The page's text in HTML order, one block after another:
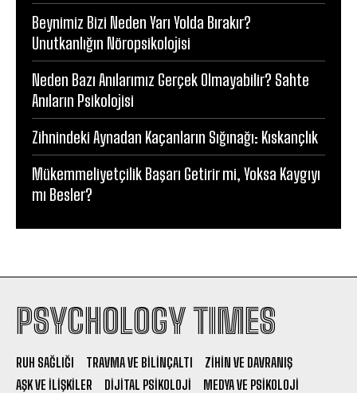
Beynimiz Bizi Neden Yarı Yolda Bırakır?
Unutkanlığın Nöropsikolojisi
Neden Bazı Anılarımız Gerçek Olmayabilir? Sahte
Anıların Psikolojisi
Zihnindeki Aynadan Kaçanların Sığınağı: Kıskançlık
Mükemmeliyetçilik Başarı Getirir mi, Yoksa Kaygıyı
mı Besler?
PSYCHOLOGY TIMES
RUH SAĞLIĞI TRAVMA VE BILINÇALTI
ZIHIN VE DAVRANIŞ
AŞK VE İLIŞKILER
DIJITAL PSIKOLOJI
MEDYA VE PSIKOLOJI